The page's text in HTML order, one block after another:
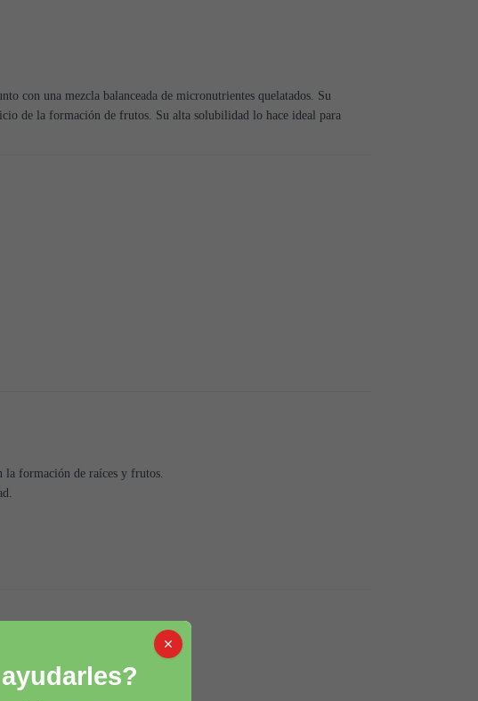
con una mezcla balanceada de micronutrientes quelatados. Su
de la formación de frutos. Su alta solubilidad lo hace ideal para
la formación de raíces y frutos.